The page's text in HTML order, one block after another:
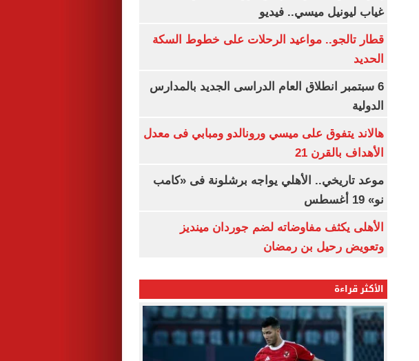
غياب ليونيل ميسي.. فيديو
قطار تالجو.. مواعيد الرحلات على خطوط السكة
الحديد
6 سبتمبر انطلاق العام الدراسى الجديد بالمدارس
الدولية
هالاند يتفوق على ميسي ورونالدو ومبابي فى معدل
الأهداف بالقرن 21
موعد تاريخي.. الأهلي يواجه برشلونة فى «كامب
نو» 19 أغسطس
الأهلى يكثف مفاوضاته لضم جوردان مينديز
وتعويض رحيل بن رمضان
الأكثر قراءة